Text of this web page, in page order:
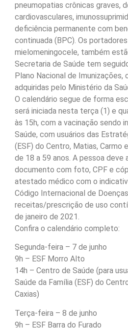
pneumopatias crônicas graves,
cardiovasculares,
deficiência permanente com
continuada (BPC). Os
mielomeningocele, também
Secretaria de Saúde tem
Plano Nacional de Imunizações,
adquiridas pelo Ministério da
O calendário segue de forma
será iniciada nesta terça (1) e
às 15h, com a vacinação sendo
Saúde, com usuários das
(ESF) do Centro, Matias, Carmo
de 18 a 59 anos. A pessoa deve
documento com foto, CPF e
atestado médico com o
Código Internacional de
receitas/prescrição de uso
de janeiro de 2021.
Confira o calendário completo:
Segunda-feira – 7 de junho
9h – ESF Morro Alto
14h – Centro de Saúde (para
Saúde da Família (ESF) do
Caxias)
Terça-feira – 8 de junho
9h – ESF Barra do Furado